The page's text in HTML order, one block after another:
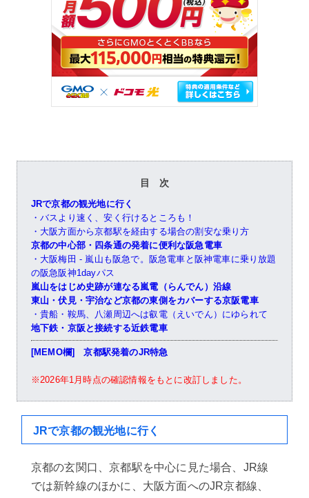
目 次
JRで京都の観光地に行く
・バスより速く、安く行けるところも！
・大阪方面から京都駅を経由する場合の割安な乗り方
京都の中心部・四条通の発着に便利な阪急電車
・大阪梅田 - 嵐山も阪急で。阪急電車と阪神電車に乗り放題
の阪急阪神1dayパス
嵐山をはじめ史跡が連なる嵐電（らんでん）沿線
東山・伏見・宇治など京都の東側をカバーする京阪電車
・貴船・鞍馬、八瀬周辺へは叡電（えいでん）にゆられて
地下鉄・京阪と接続する近鉄電車
[MEMO欄] 京都駅発着のJR特急
※2026年1月時点の確認情報をもとに改訂しました。
JRで京都の観光地に行く
京都の玄関口、京都駅を中心に見た場合、JR線
では新幹線のほかに、大阪方面へのJR京都線、